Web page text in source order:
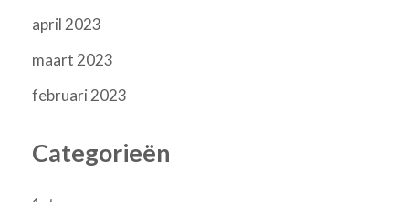
april 2023
maart 2023
februari 2023
Categorieën